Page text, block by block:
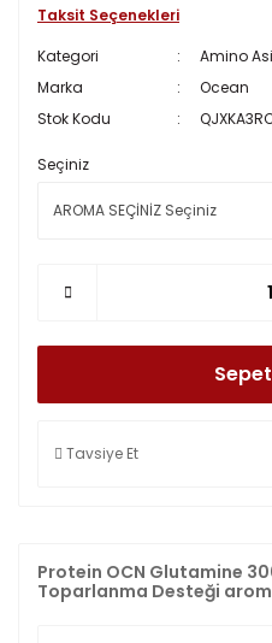
Protein OCN Glutamine
Toparlanma Desteği
Taksit Seçenekleri
Kategori
Amino
Marka
Ocean
Stok Kodu
Seçiniz
Tavsiye Et